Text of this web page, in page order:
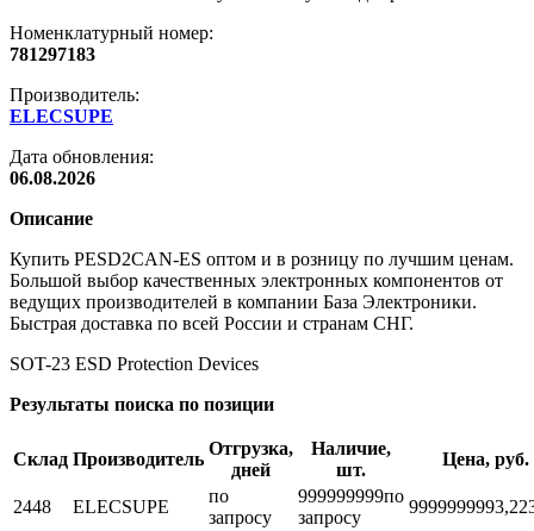
Номенклатурный номер:
781297183
Производитель:
ELECSUPE
Дата обновления:
06.08.2026
Описание
Купить PESD2CAN-ES оптом и в розницу по лучшим ценам.
Большой выбор качественных электронных компонентов от
ведущих производителей в компании База Электроники.
Быстрая доставка по всей России и странам СНГ.
SOT-23 ESD Protection Devices
Результаты поиска по позиции
Склад Производитель
Отгрузка,
дней
Наличие,
шт.
Цена, руб.
2448 ELECSUPE
по
запросу
999999999по
запросу
9999999993,22